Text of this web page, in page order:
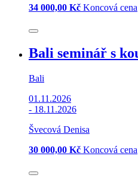
34 000,00 Kč Koncová cena
Bali seminář s
Bali
01.11.2026
- 18.11.2026
Švecová Denisa
30 000,00 Kč Koncová cena